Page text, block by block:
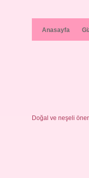
Anasayfa
Doğal ve neşeli